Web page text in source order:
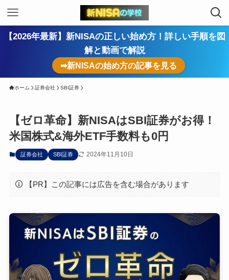
【2026年最新】新NISAの正しい始め方！詳しい手順を図
解と動画で解説
➡新NISAの始め方の記事を見る
ホーム 証券会社 SBI証券
【ゼロ革命】新NISAはSBI証券がお得！
米国株式&海外ETF手数料も0円
証券会社 SBI証券 2024年11月10日
【PR】この記事には広告を含む場合があります